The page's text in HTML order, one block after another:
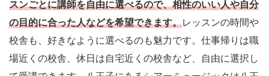
スンごとに講師を自由に選べるので、相性のいい人や自分
の目的に合った人などを希望できます。レッスンの時間や
校舎も、好きなように選べるのも魅力です。仕事帰りは職
場近くの校舎、休日は自宅近くの校舎など、自由に選択し